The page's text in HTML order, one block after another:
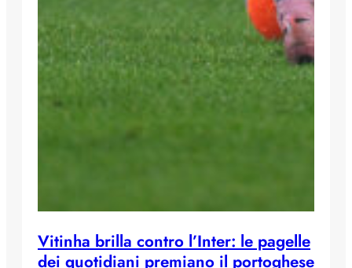
Vitinha brilla contro l’Inter: le pagelle
dei quotidiani premiano il portoghese